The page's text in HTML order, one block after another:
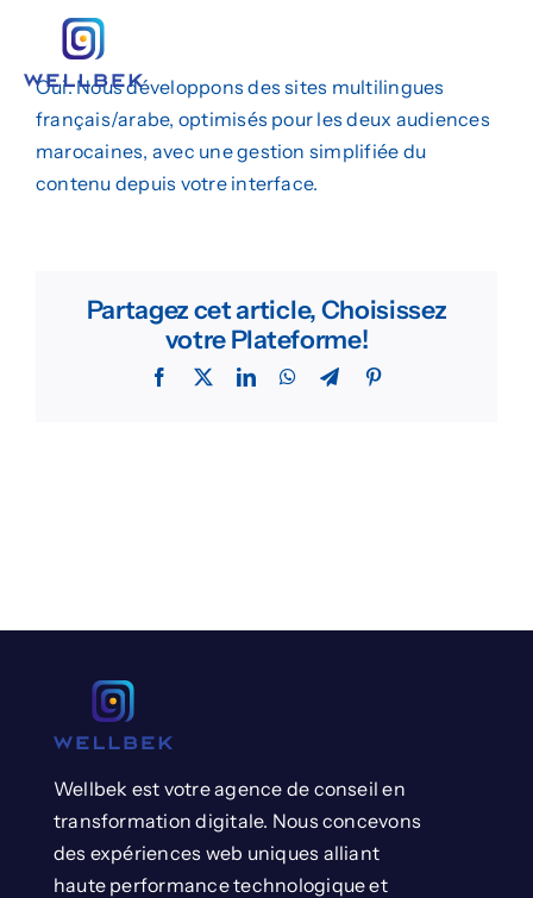
contenu
Création de Site Web
Marketing Digital
Oui. Nous développons des sites multilingues
français/arabe, optimisés pour les deux audiences
marocaines, avec une gestion simplifiée du
contenu depuis votre interface.
Partagez cet article, Choisissez
votre Plateforme!
Facebook
X LinkedInWhatsApp
TelegramPinterest
Wellbek est votre agence de conseil en
transformation digitale. Nous concevons
des expériences web uniques alliant
haute performance technologique et